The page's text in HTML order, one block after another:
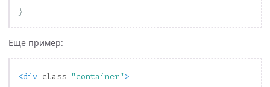
}
Еще пример:
<div class="container">